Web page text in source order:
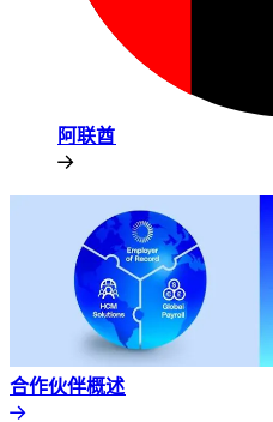
阿联酋​​
合作伙伴概述​​